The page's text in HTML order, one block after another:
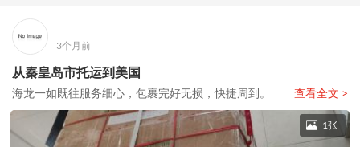
3个月前
从秦皇岛市托运到美国
海龙一如既往服务细心，包裹完好无损，快捷周到。 查看全文 >
1张